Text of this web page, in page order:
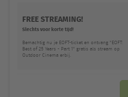
FREE STREAMING!
Slechts voor korte tijd!
Bemachtig nu je EOFT-ticket en ontvang "EOFT:
Best of 25 Years - Part 1" gratis als stream op
Outdoor Cinema erbij.